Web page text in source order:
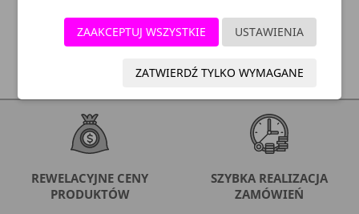
SZYBKA DOSTAWA:
REWELACYJNE CENY
PRODUKTÓW
SZYBKA REALIZACJA
ZAMÓWIEŃ
USTAWIENIA
ZAAKCEPTUJ WSZYSTKIE
ZATWIERDŹ TYLKO WYMAGANE